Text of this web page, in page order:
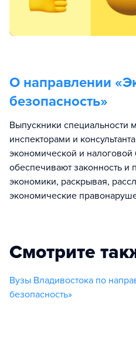
О направлении «
безопасность»
Выпускники специальности
инспекторами и
экономической и налоговой
обеспечивают законность и
экономики, раскрывая,
экономические
Смотрите
Вузы Владивостока по
безопасность»